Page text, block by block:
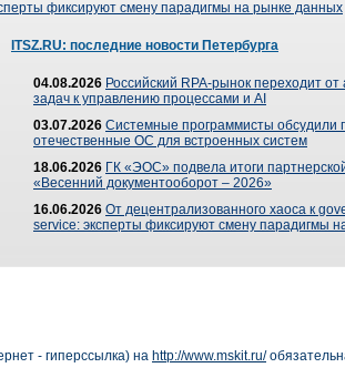
фиксируют смену парадигмы на рынке данных
ITSZ.RU: последние новости Петербурга
04.08.2026 Российский RPA-рынок переходит от
задач к управлению процессами и AI
03.07.2026 Системные программисты обсудили
отечественные ОС для встроенных систем
18.06.2026 ГК «ЭОС» подвела итоги
«Весенний документооборот – 2026»
16.06.2026 От децентрализованного хаоса к
service: эксперты фиксируют смену парадигмы
- гиперссылка) на http://www.mskit.ru/